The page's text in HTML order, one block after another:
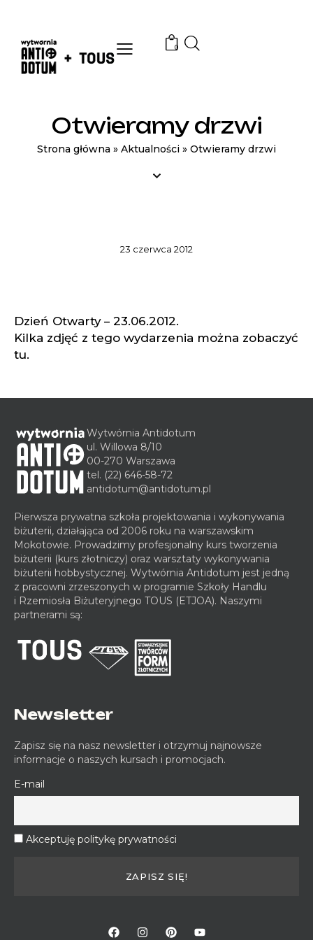
0
Otwieramy drzwi
Strona główna » Aktualności » Otwieramy drzwi
23 czerwca 2012
Dzień Otwarty – 23.06.2012.
Kilka zdjęć z tego wydarzenia można zobaczyć
tu.
Wytwórnia Antidotum
ul. Willowa 8/10
00-270 Warszawa
tel. (22) 646-58-72
antidotum@antidotum.pl
Pierwsza prywatna szkoła projektowania i wykonywania
biżuterii, działająca od 2006 roku na warszawskim
Mokotowie. Prowadzimy profesjonalny kurs tworzenia
biżuterii (kurs złotniczy) oraz warsztaty wykonywania
biżuterii hobbystycznej. Wytwórnia Antidotum jest jedną
z pracowni zrzeszonych w programie Szkoły Handlu
i Rzemiosła Biżuteryjnego TOUS (ETJOA). Naszymi
partnerami są:
Newsletter
Zapisz się na nasz newsletter i otrzymuj najnowsze
informacje o naszych kursach i promocjach.
E-mail
Akceptuję politykę prywatności